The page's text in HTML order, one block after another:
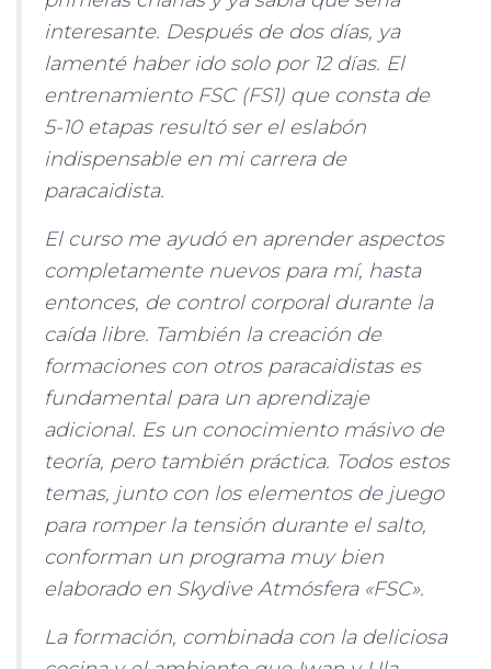
interesante. Después de dos días, ya
lamenté haber ido solo por 12 días. El
entrenamiento FSC (FS1) que consta de
5-10 etapas resultó ser el eslabón
indispensable en mi carrera de
paracaidista.
El curso me ayudó en aprender aspectos
completamente nuevos para mí, hasta
entonces, de control corporal durante la
caída libre. También la creación de
formaciones con otros paracaidistas es
fundamental para un aprendizaje
adicional. Es un conocimiento másivo de
teoría, pero también práctica. Todos estos
temas, junto con los elementos de juego
para romper la tensión durante el salto,
conforman un programa muy bien
elaborado en Skydive Atmósfera «FSC».
La formación, combinada con la deliciosa